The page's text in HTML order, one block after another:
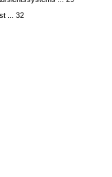
... 32